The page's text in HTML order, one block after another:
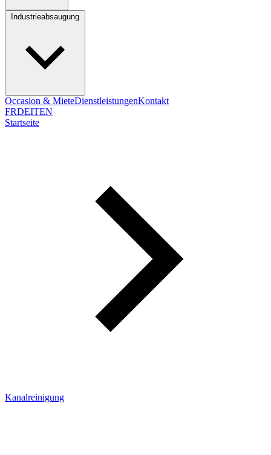
Occasion & MieteDienstleistungenKontakt
FRDEITEN
Startseite
Kanalreinigung